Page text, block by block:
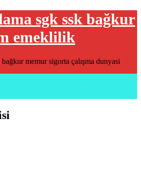
sgk ssk bağkur
emeklilik
memur sigorta çalışma dunyasi